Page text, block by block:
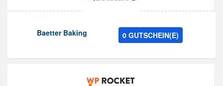
Baetter Baking 0 GUTSCHEIN(E)